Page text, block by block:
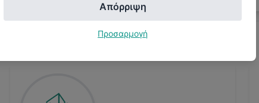
Ανακάλυψε Περισσότερες Εταιρείες
Απόρριψη
Προσαρμογή